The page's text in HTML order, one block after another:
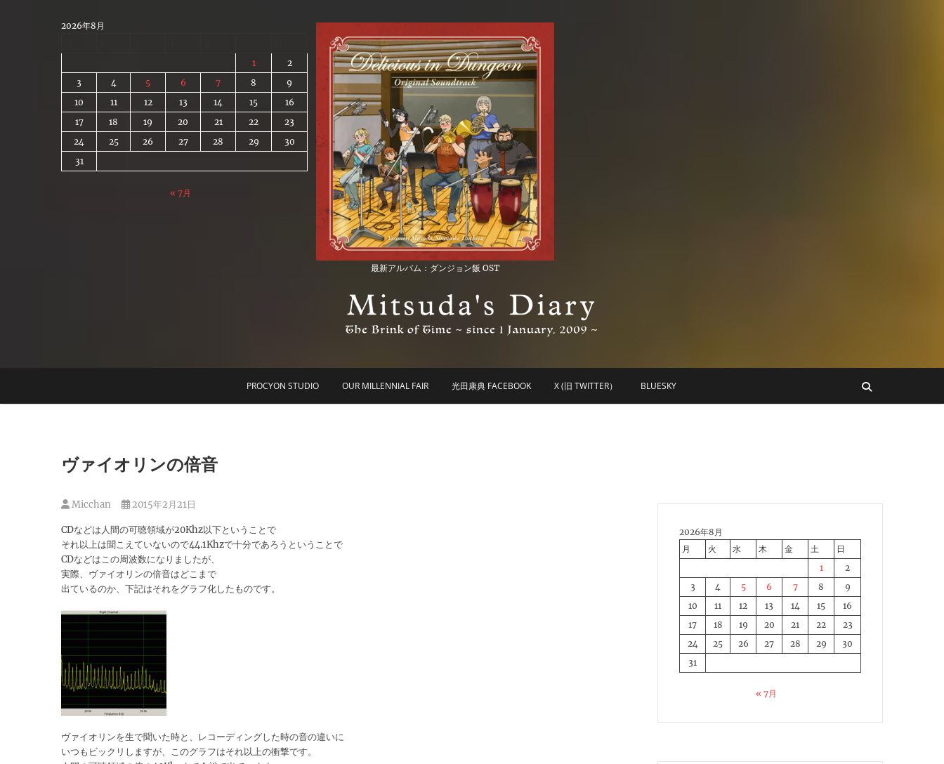
2026年8月
1
2
3
4 5 6 7 8
9
10
11 12 13 14 15
16
17
18 19 20 21 22
23
24
25 26 27 28 29
30
31
« 7月
最新アルバム：ダンジョン飯 OST
Mitsuda's Diary
PROCYON STUDIO OUR MILLENNIAL FAIR 光田康典 FACEBOOK X (旧 TWITTER） BLUESKY
ヴァイオリンの倍音
Micchan 2015年2月21日
CDなどは人間の可聴領域が20Khz以下ということで
それ以上は聞こえていないので44.1Khzで十分であろうということで
CDなどはこの周波数になりましたが、
実際、ヴァイオリンの倍音はどこまで
出ているのか、下記はそれをグラフ化したものです。
ヴァイオリンを生で聞いた時と、レコーディングした時の音の違いに
いつもビックリしますが、このグラフはそれ以上の衝撃です。
2026年8月
月
火 水 木 金 土
日
1
2
3
4 5 6 7 8
9
10
11 12 13 14 15
16
17
18 19 20 21 22
23
24
25 26 27 28 29
30
31
« 7月